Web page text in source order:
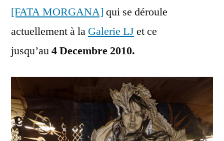
[FATA MORGANA] qui se déroule
actuellement à la Galerie LJ et ce
jusqu’au4 Decembre 2010.